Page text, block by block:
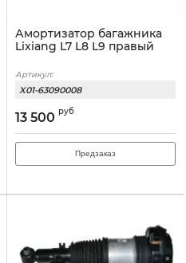
Амортизатор багажника
Lixiang L7 L8 L9 правый
Артикул:
X01-63090008
13 500 руб
Предзаказ